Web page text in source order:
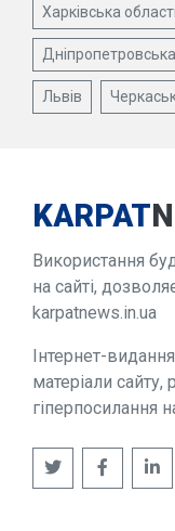
Харківська
Львів
KARPAT
Використання
на сайті,
karpatnews.in.ua
Інтернет-
матеріали
гіперпосилання